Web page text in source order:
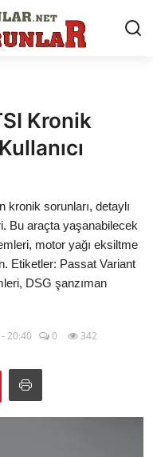
Kronik
sorunları, detaylı
Bu araçta yaşanabilecek
motor yağı eksiltme
Etiketler: Passat Variant
DSG şanzıman
20:40 0 342